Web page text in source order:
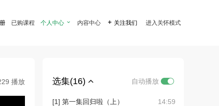
已购课程 个人中心  内容中心  关注我们 进入关怀模式
播放 选集(16) 自动播放
[1] 第一集回归啦（上） 14:59